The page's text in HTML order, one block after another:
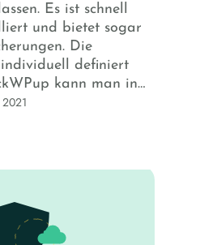
Es ist schnell
und bietet sogar
Die
individuell definiert
kann man in…